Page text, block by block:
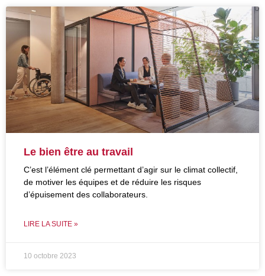
Le bien être au travail
C’est l’élément clé permettant d’agir sur le climat collectif,
de motiver les équipes et de réduire les risques
d’épuisement des collaborateurs.
LIRE LA SUITE »
10 octobre 2023